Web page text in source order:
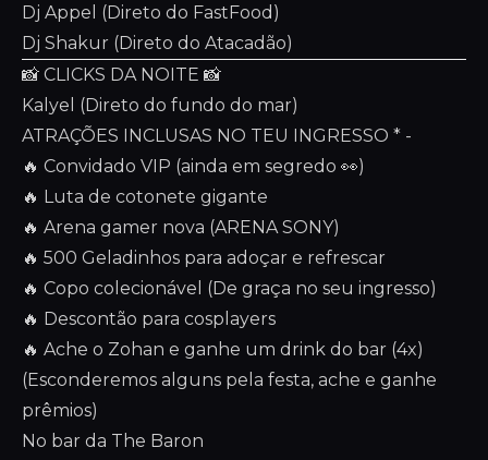
Dj Appel (Direto do FastFood)
Dj Shakur (Direto do Atacadão)
📸 CLICKS DA NOITE 📸
Kalyel (Direto do fundo do mar)
ATRAÇÕES INCLUSAS NO TEU INGRESSO * -
🔥 Convidado VIP (ainda em segredo 👀)
🔥 Luta de cotonete gigante
🔥 Arena gamer nova (ARENA SONY)
🔥 500 Geladinhos para adoçar e refrescar
🔥 Copo colecionável (De graça no seu ingresso)
🔥 Descontão para cosplayers
🔥 Ache o Zohan e ganhe um drink do bar (4x)
(Esconderemos alguns pela festa, ache e ganhe
prêmios)
No bar da The Baron